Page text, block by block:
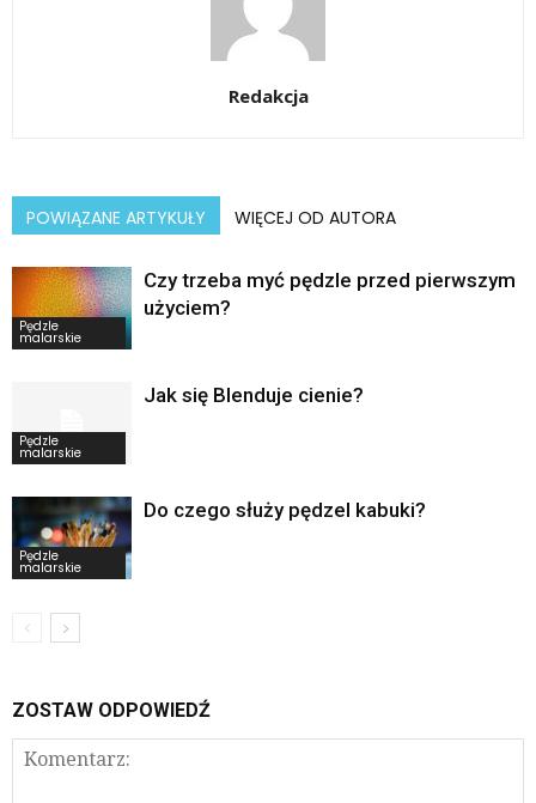
Redakcja
POWIĄZANE ARTYKUŁY WIĘCEJ OD AUTORA
Pędzle
malarskie
Czy trzeba myć pędzle przed pierwszym
użyciem?
Pędzle
malarskie
Jak się Blenduje cienie?
Pędzle
malarskie
Do czego służy pędzel kabuki?
ZOSTAW ODPOWIEDŹ